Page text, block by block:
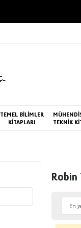
TEMEL BİLİMLER
KİTAPLARI
TEKNİK
Robin